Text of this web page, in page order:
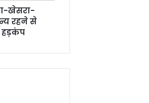
खेसरा-
रहने से
हड़कंप